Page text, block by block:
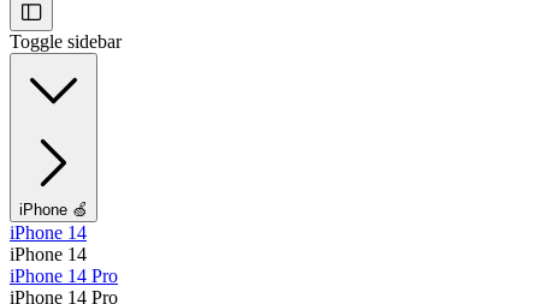
Toggle sidebar
iPhone 🍏
iPhone 14
iPhone 14
iPhone 14 Pro
iPhone 14 Pro